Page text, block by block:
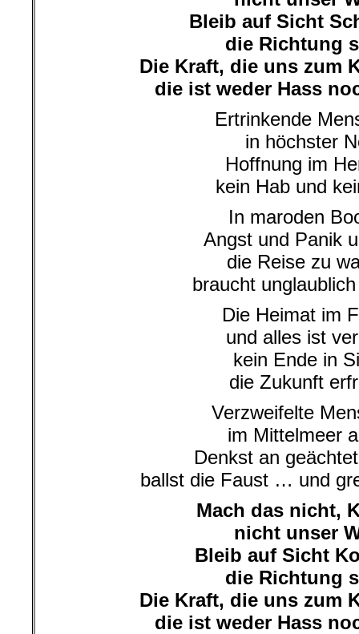
Bleib auf Sicht
die Richtung
Die Kraft, die uns zum
die ist weder Hass
Ertrinkende
in höchster
Hoffnung im
kein Hab und
In maroden
Angst und Panik
die Reise zu
braucht
Die Heimat im
und alles ist
kein Ende in
die Zukunft
Verzweifelte
im Mittelmeer
Denkst an
ballst die Faust … und
Mach das nicht,
nicht unser
Bleib auf Sicht
die Richtung
Die Kraft, die uns zum
die ist weder Hass